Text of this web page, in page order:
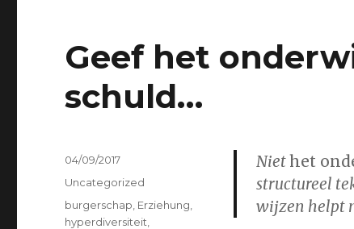
Geef het
schuld…
Niethet
structureel
wijzen helpt
Geplaatst
04/09/2017
Categorieën
Uncategorized
Tags
burgerschap Erziehung
hyperdiversiteit